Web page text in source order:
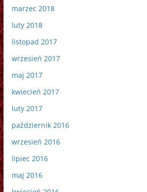
marzec 2018
luty 2018
listopad 2017
wrzesień 2017
maj 2017
kwiecień 2017
luty 2017
październik 2016
wrzesień 2016
lipiec 2016
maj 2016